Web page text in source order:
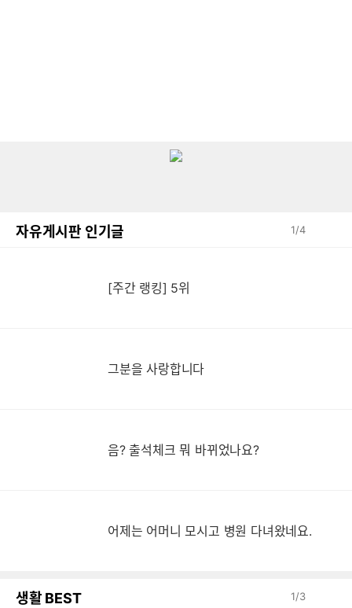
자유게시판 인기글 1/4
[주간 랭킹] 5위
그분을 사랑합니다
음? 출석체크 뭐 바뀌었나요?
어제는 어머니 모시고 병원 다녀왔네요.
생활 BEST 1/3